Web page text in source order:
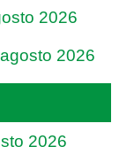
2026
2026
2026